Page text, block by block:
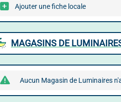
Ajouter une fiche locale
MAGASINS DE
Aucun Magasin de Luminaires